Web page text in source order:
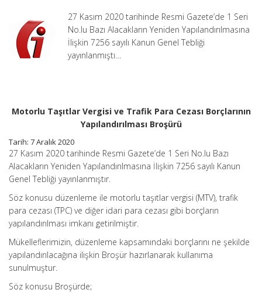
Borçlarının
Yapılandırılması
Broşürü
27 Kasım 2020 tarihinde Resmi Gazete’de 1 Seri
No.lu Bazı Alacakların Yeniden Yapılandırılmasına
İlişkin 7256 sayılı Kanun Genel Tebliği
yayınlanmıştı…
Motorlu Taşıtlar Vergisi ve Trafik Para Cezası Borçlarının
Yapılandırılması Broşürü
Tarih: 7 Aralık 2020
27 Kasım 2020 tarihinde Resmi Gazete’de 1 Seri No.lu Bazı
Alacakların Yeniden Yapılandırılmasına İlişkin 7256 sayılı Kanun
Genel Tebliği yayınlanmıştır.
Söz konusu düzenleme ile motorlu taşıtlar vergisi (MTV), trafik
para cezası (TPC) ve diğer idari para cezası gibi borçların
yapılandırılması imkanı getirilmiştir.
Mükelleflerimizin, düzenleme kapsamındaki borçlarını ne şekilde
yapılandırılacağına ilişkin Broşür hazırlanarak kullanıma
sunulmuştur.
Söz konusu Broşürde;